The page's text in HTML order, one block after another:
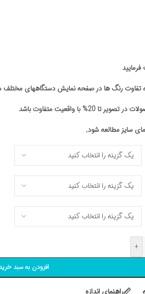
تفاوت رنگ ها در صفحه نمایش دستگاههای
تا 20% با واقعیت متفاوت باشد
سایز مطالعه شود.
+
افزودن به سبد
راهنمای اندازه